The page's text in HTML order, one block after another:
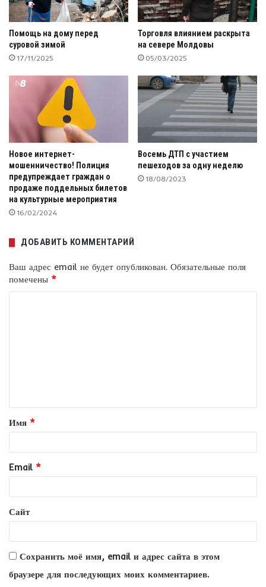
Помощь на дому перед
суровой зимой
17/11/2025
Торговля влиянием раскрыта
на севере Молдовы
05/03/2025
Новое интернет-
мошенничество! Полиция
предупреждает граждан о
продаже поддельных билетов
на культурные мероприятия
16/02/2024
Восемь ДТП с участием
пешеходов за одну неделю
18/08/2023
ДОБАВИТЬ КОММЕНТАРИЙ
Ваш адрес email не будет опубликован. Обязательные поля
помечены *
т
а
и
й
*
Имя *
Email *
Сайт
Сохранить моё имя, email и адрес сайта в этом
браузере для последующих моих комментариев.